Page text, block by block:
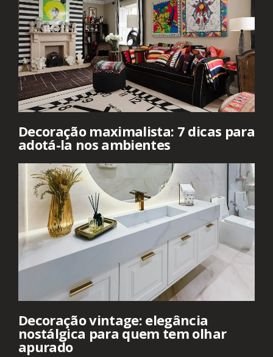
Decoração maximalista: 7 dicas para
adotá-la nos ambientes
Decoração vintage: elegância
nostálgica para quem tem olhar
apurado